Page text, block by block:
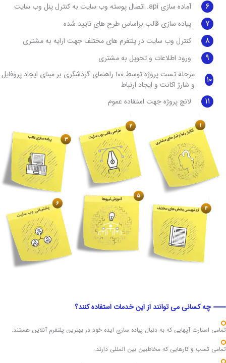
آماده سازی api. اتصال پوسته وب سایت به کنترل پنل وب سایت
پیاده سازی قالب براساس طرح های تایید شده
کنترل وب سایت در پلتفرم های مختلف جهت ارایه به مشتری
ورود اطلاعات و تحویل به مشتری
مرحله تست پروژه توسط ۱۰۰ راهنمای گردشگری بر مبنای ایجاد پروفایل
و شارژ اکانت و ایجاد ارتباط
لانچ پروژه جهت استفاده عموم
چه کسانی می توانند از این خدمات استفاده کنند؟
استارت آپهایی که به دنبال پیاده سازی ایده خود در بهترین پلتفرم آنلاین هستند.
کسب و کارهایی که مخاطبین بین المللی دارند.